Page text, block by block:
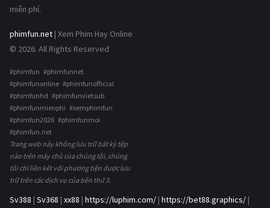
miễn phí.
phimfun.net | Xem Phim Hay Online
© 2026. All Rights Reserved
#phimfun #phimfunnet
#phimfunonline #phimfunofficial
#phimfunhd #phimfunvietsub
#phimfunmienphi #xemphimfun
#phimfun2026 #phimfunmoi
#phimfun.net
Trang web này không lưu trữ bất kỳ tệp
nào trên máy chủ của chúng tôi, chúng
tôi chỉ liên kết với phương tiện được lưu
trữ trên các dịch vụ của bên thứ 3.
Sv388 | Sv368 | xx88 | https://luphim.com/ | https://bet88.graphics/ |